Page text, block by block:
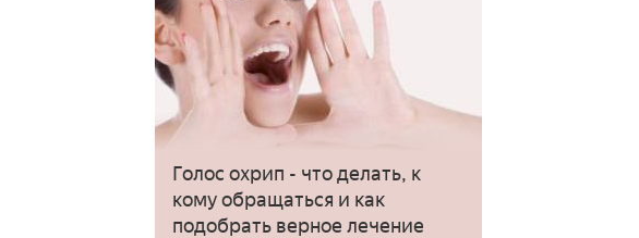
Голос охрип - что делать, к
кому обращаться и как
подобрать верное лечение